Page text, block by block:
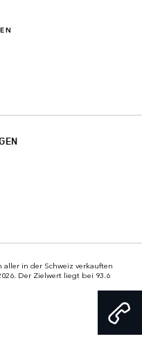
aller in der Schweiz verkauften
Der Zielwert liegt bei 93.6